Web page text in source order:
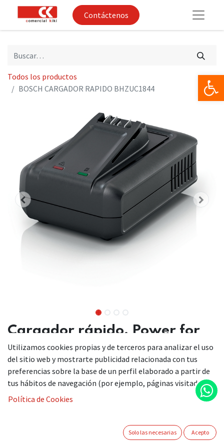
Contáctenos
Todos los productos
BOSCH CARGADOR RAPIDO BHZUC1844
Cargador rápido, Power for
ALL 18V
BHZUC1844
Autonomía ilimitada con las baterías intercambiables Bosch
herramientas de la gama Bosch Hogar & Jardín de 18 V.
Utilizamos cookies propias y de terceros para analizar el uso
del sitio web y mostrarte publicidad relacionada con tus
preferencias sobre la base de un perfil elaborado a partir de
tus hábitos de navegación (por ejemplo, páginas visitadas).
Política de Cookies
Solo las necesarias Acepto